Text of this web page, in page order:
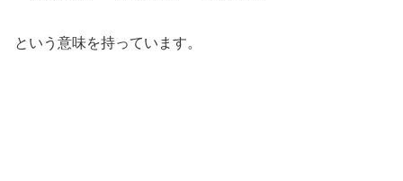
という意味を持っています。